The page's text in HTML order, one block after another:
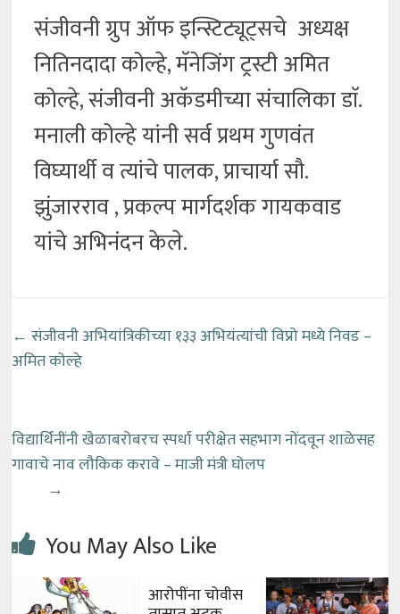
संजीवनी ग्रुप ऑफ इन्स्टिट्यूट्सचे अध्यक्ष
नितिनदादा कोल्हे, मॅनेजिंग ट्रस्टी अमित
कोल्हे, संजीवनी अकॅडमीच्या संचालिका डाॅ.
मनाली कोल्हे यांनी सर्व प्रथम गुणवंत
विघ्यार्थी व त्यांचे पालक, प्राचार्या सौ.
झुंजारराव , प्रकल्प मार्गदर्शक गायकवाड
यांचे अभिनंदन केले.
← संजीवनी अभियांत्रिकीच्या १३३ अभियंत्यांची विप्रो मध्ये निवड –
अमित कोल्हे
विद्यार्थिनींनी खेळाबरोबरच स्पर्धा परीक्षेत सहभाग नोंदवून शाळेसह
गावाचे नाव लौकिक करावे – माजी मंत्री घोलप
→
You May Also Like
आरोपींना चोवीस